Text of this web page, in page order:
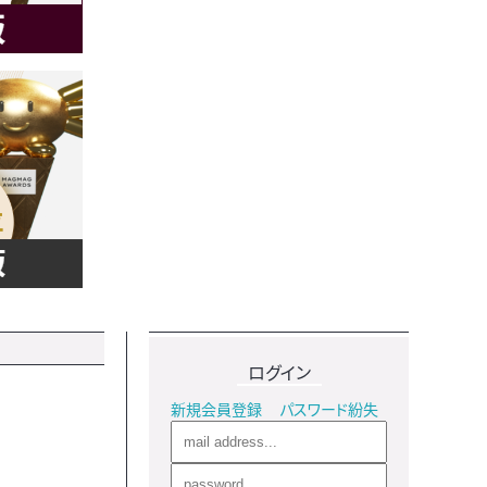
ログイン
新規会員登録 パスワード紛失